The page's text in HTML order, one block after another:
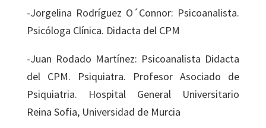
-Jorgelina Rodríguez O´Connor: Psicoanalista.
Psicóloga Clínica. Didacta del CPM
-Juan Rodado Martínez: Psicoanalista Didacta
del CPM. Psiquiatra. Profesor Asociado de
Psiquiatria. Hospital General Universitario
Reina Sofia, Universidad de Murcia